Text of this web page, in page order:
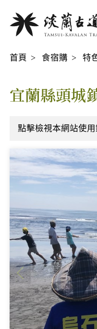
首頁
食宿購 特
宜蘭縣頭城
點擊檢視本網站使